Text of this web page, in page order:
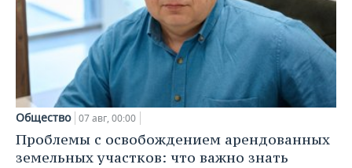
Общество 07 авг, 00:00
Проблемы с освобождением арендованных
земельных участков: что важно знать